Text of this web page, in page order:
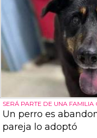
SERÁ PARTE DE UNA FAMILIA
Un perro es
pareja lo adoptó